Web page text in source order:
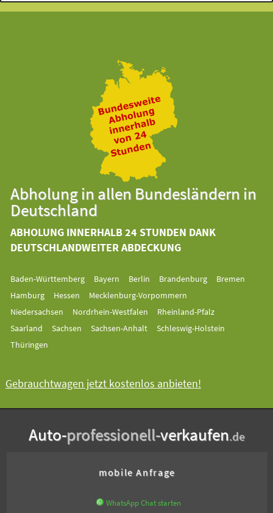
Abholung in allen Bundesländern in
Deutschland
ABHOLUNG INNERHALB 24 STUNDEN DANK
DEUTSCHLANDWEITER ABDECKUNG
Baden-Württemberg Bayern Berlin Brandenburg
Bremen
Hamburg
Hessen
Mecklenburg-Vorpommern
Niedersachsen
Nordrhein-Westfalen
Rheinland-Pfalz
Saarland
Sachsen Sachsen-Anhalt
Schleswig-Holstein
Thüringen
Gebrauchtwagen jetzt kostenlos anbieten!
Auto-professionell-verkaufen.de
mobile Anfrage
WhatsApp Chat starten